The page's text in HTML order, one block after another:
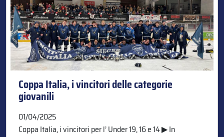
Coppa Italia, i vincitori delle categorie
giovanili
01/04/2025
Coppa Italia, i vincitori per l’ Under 19, 16 e 14 ▶ In